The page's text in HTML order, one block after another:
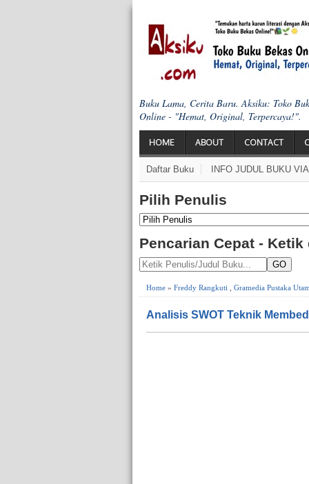
Buku Lama, Cerita Baru. Aksiku: Toko
Online - "Hemat, Original, Terpercaya!".
HOME ABOUT CONTACT
Daftar Buku INFO JUDUL BUKU
Pilih Penulis
Pencarian Cepat - Ketik
GO
Home » Freddy Rangkuti Gramedia Pustaka
Analisis SWOT Teknik